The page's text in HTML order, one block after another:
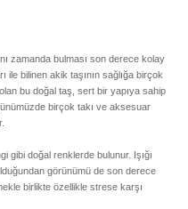
zamanda bulması son derece kolay
ile bilinen akik taşının sağlığa birçok
bu doğal taş, sert bir yapıya sahip
birçok takı ve aksesuar
gibi doğal renklerde bulunur. Işığı
görünümü de son derece
birlikte özellikle strese karşı